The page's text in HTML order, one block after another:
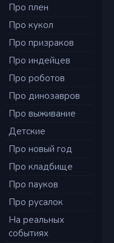
Про плен
Про кукол
Про призраков
Про индейцев
Про роботов
Про динозавров
Про выживание
Детские
Про новый год
Про кладбище
Про пауков
Про русалок
На реальных
событиях